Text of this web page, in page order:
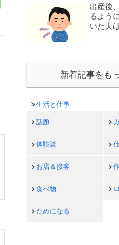
出産後
るよう
いた夫
新着記事をも
生活と仕事
話題
体験談
お店＆接客
食べ物
ためになる